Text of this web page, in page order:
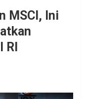
MSCI, Ini